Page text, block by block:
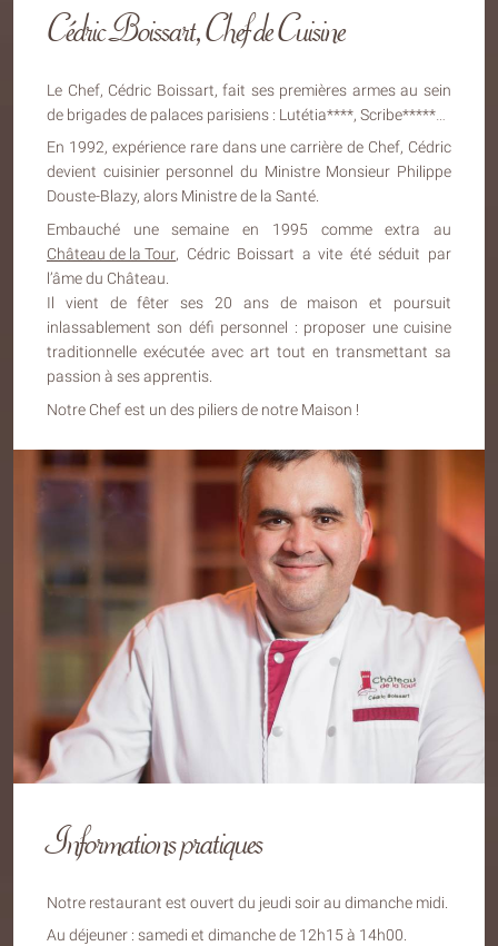
Cédric Boissart, Chef de Cuisine
Le Chef, Cédric Boissart, fait ses premières armes au sein
de brigades de palaces parisiens : Lutétia****, Scribe*****…
En 1992, expérience rare dans une carrière de Chef, Cédric
devient cuisinier personnel du Ministre Monsieur Philippe
Douste-Blazy, alors Ministre de la Santé.
Embauché une semaine en 1995 comme extra au
Château de la Tour, Cédric Boissart a vite été séduit par
l’âme du Château.
Il vient de fêter ses 20 ans de maison et poursuit
inlassablement son défi personnel : proposer une cuisine
traditionnelle exécutée avec art tout en transmettant sa
passion à ses apprentis.
Notre Chef est un des piliers de notre Maison !
Informations pratiques
Notre restaurant est ouvert du jeudi soir au dimanche midi.
Au déjeuner : samedi et dimanche de 12h15 à 14h00.